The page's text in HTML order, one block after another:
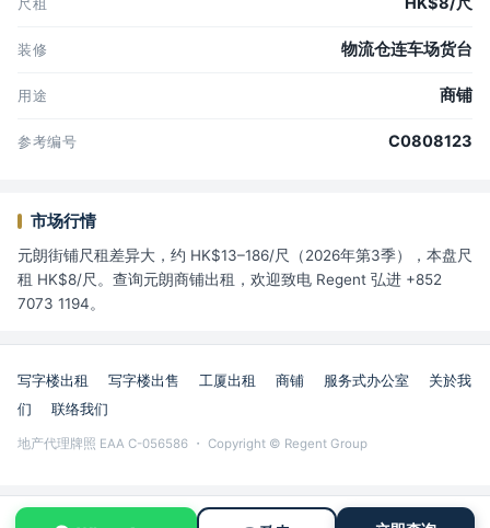
尺租
装修 物流仓连车场货台
用途 商铺
参考编号 C0808123
市场行情
元朗街铺尺租差异大，约 HK$13–186/尺（2026年第3季），本盘尺
租 HK$8/尺。查询元朗商铺出租，欢迎致电 Regent 弘进 +852
7073 1194。
写字楼出租 写字楼出售 工厦出租 商铺 服务式办公室
关於我
们
联络我们
地产代理牌照 EAA C-056586 ・ Copyright © Regent Group